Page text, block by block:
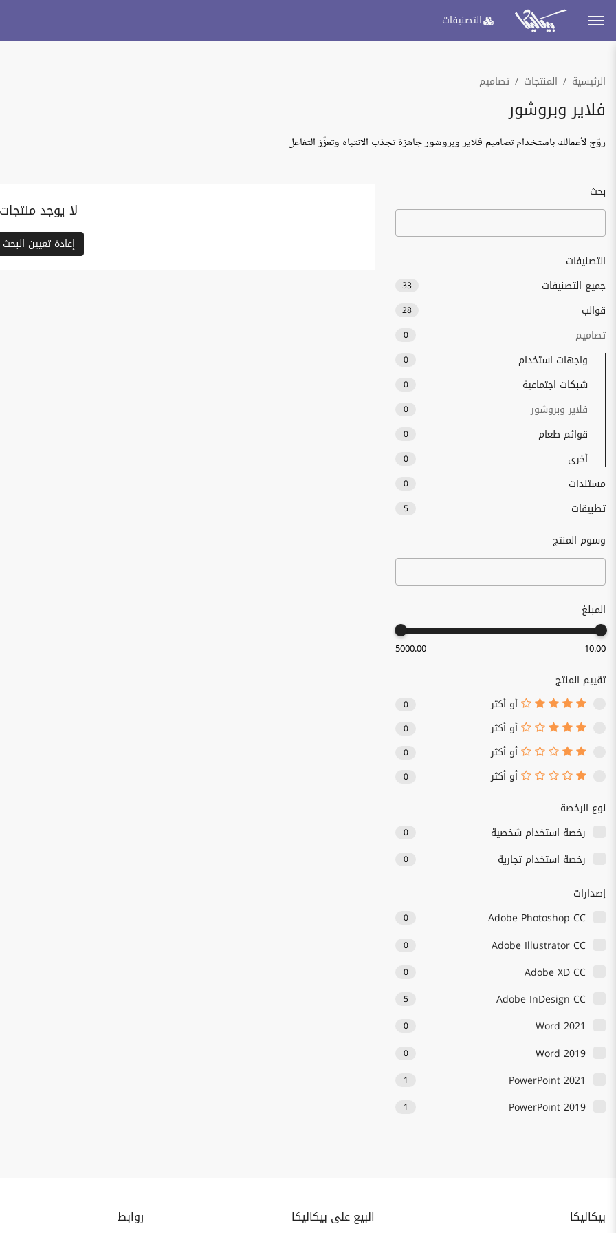
التصنيفات
الرئيسية المنتجات تصاميم
فلاير وبروشور
روّج لأعمالك باستخدام تصاميم فلاير وبروشور جاهزة تجذب الانتباه وتعزّز التفاعل
بحث
التصنيفات
جميع التصنيفات
33
قوالب 28
تصاميم 0
واجهات استخدام 0
شبكات اجتماعية 0
فلاير وبروشور 0
قوائم طعام 0
أخرى 0
مستندات 0
تطبيقات 5
وسوم المنتج
المبلغ
10.00
5000.00
تقييم المنتج
أو أكثر
0
أو أكثر 0
أو أكثر 0
أو أكثر 0
نوع الرخصة
رخصة استخدام شخصية
0
رخصة استخدام تجارية 0
إصدارات
Adobe Photoshop CC
0
Adobe Illustrator CC
0
Adobe XD CC
0
Adobe InDesign CC
5
Word 2021
0
Word 2019
0
PowerPoint 2021
1
PowerPoint 2019
1
لا يوجد منتجات
إعادة تعيين البحث
بيكاليكا البيع على بيكاليكا روابط